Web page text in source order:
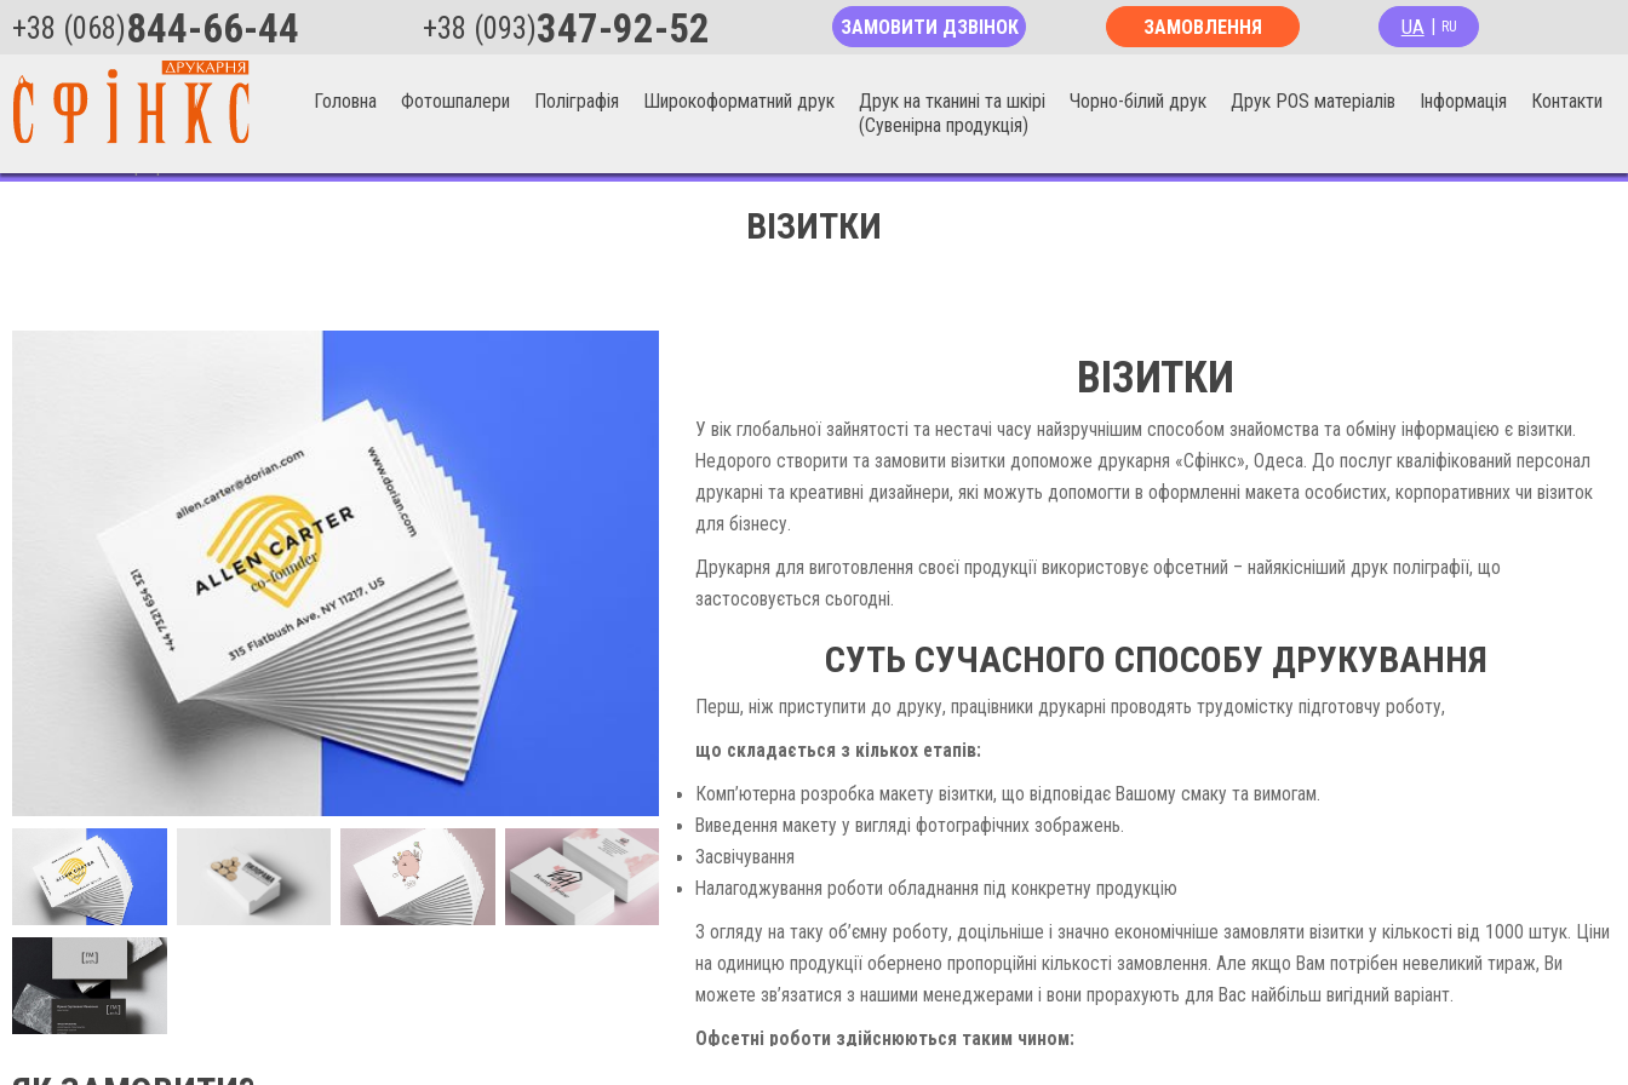
+38 (068)844-66-44 +38 (093)347-92-52 ЗАМОВИТИ ДЗВІНОК
ЗАМОВЛЕННЯ
UA RU
Головна Фотошпалери Поліграфія Широкоформатний друк
Друк на тканині та шкірі
(Сувенірна продукція)
Чорно-білий друк Друк POS матеріалів Інформація Контакти
ВІЗИТКИ
ВІЗИТКИ
У вік глобальної зайнятості та нестачі часу найзручнішим способом знайомства та обміну інформацією є візитки.
Недорого створити та замовити візитки допоможе друкарня «Сфінкс», Одеса. До послуг кваліфікований персонал
друкарні та креативні дизайнери, які можуть допомогти в оформленні макета особистих, корпоративних чи візиток
для бізнесу.
Друкарня для виготовлення своєї продукції використовує офсетний – найякісніший друк поліграфії, що
застосовується сьогодні.
СУТЬ СУЧАСНОГО СПОСОБУ ДРУКУВАННЯ
Перш, ніж приступити до друку, працівники друкарні проводять трудомістку підготовчу роботу,
що складається з кількох етапів:
Комп’ютерна розробка макету візитки, що відповідає Вашому смаку та вимогам.
Виведення макету у вигляді фотографічних зображень.
Засвічування
Налагоджування роботи обладнання під конкретну продукцію
З огляду на таку об’ємну роботу, доцільніше і значно економічніше замовляти візитки у кількості від 1000 штук. Ціни
на одиницю продукції обернено пропорційні кількості замовлення. Але якщо Вам потрібен невеликий тираж, Ви
можете зв’язатися з нашими менеджерами і вони прорахують для Вас найбільш вигідний варіант.
Офсетні роботи здійснюються таким чином: